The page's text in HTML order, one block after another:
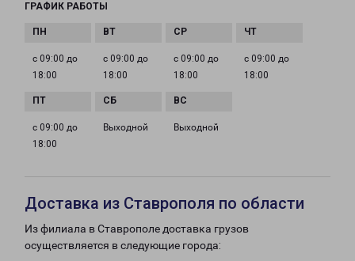
ГРАФИК РАБОТЫ
с 09:00 до
18:00
с 09:00 до
18:00
с 09:00 до
18:00
с 09:00 до
18:00
с 09:00 до
18:00
Выходной Выходной
Доставка из Ставрополя по области
Из филиала в Ставрополе доставка грузов
осуществляется в следующие города: